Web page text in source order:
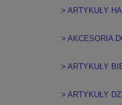
> ARTYKUŁY
> AKCESORIA
> ARTYKUŁY
> ARTYKUŁY